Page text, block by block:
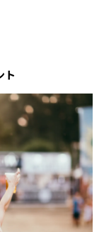
ト